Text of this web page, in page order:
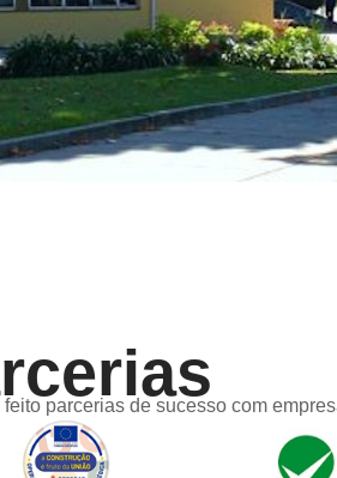
parcerias de sucesso com